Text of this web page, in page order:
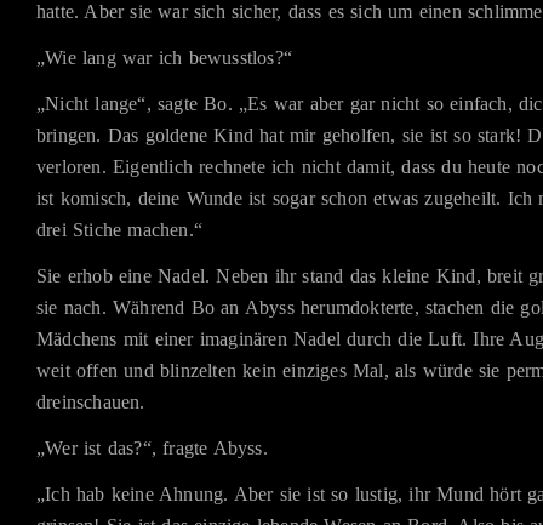
hatte. Aber sie war sich sicher, dass es sich um einen
„Wie lang war ich bewusstlos?“
„Nicht lange“, sagte Bo. „Es war aber gar nicht so einfach,
bringen. Das goldene Kind hat mir geholfen, sie ist so stark!
verloren. Eigentlich rechnete ich nicht damit, dass du heute
ist komisch, deine Wunde ist sogar schon etwas zugeheilt. Ich
drei Stiche machen.“
Sie erhob eine Nadel. Neben ihr stand das kleine Kind, breit
sie nach. Während Bo an Abyss herumdokterte, stachen die
Mädchens mit einer imaginären Nadel durch die Luft. Ihre
weit offen und blinzelten kein einziges Mal, als würde sie
dreinschauen.
„Wer ist das?“, fragte Abyss.
„Ich hab keine Ahnung. Aber sie ist so lustig, ihr Mund hört